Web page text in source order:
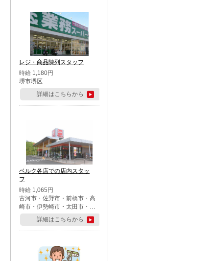
レジ・商品陳列スタッフ
時給 1,180円
堺市堺区
詳細はこちらから
ベルク各店での店内スタッ
フ
時給 1,065円
古河市・佐野市・前橋市・高
崎市・伊勢崎市・太田市・館
林市・藤岡市・大泉町・さい
たま市北区・川越市・熊谷
市・行田市・秩父市・所沢
市・鶴ケ島市・千葉市中央
区・市川市・松戸市・習志野
詳細はこちらから